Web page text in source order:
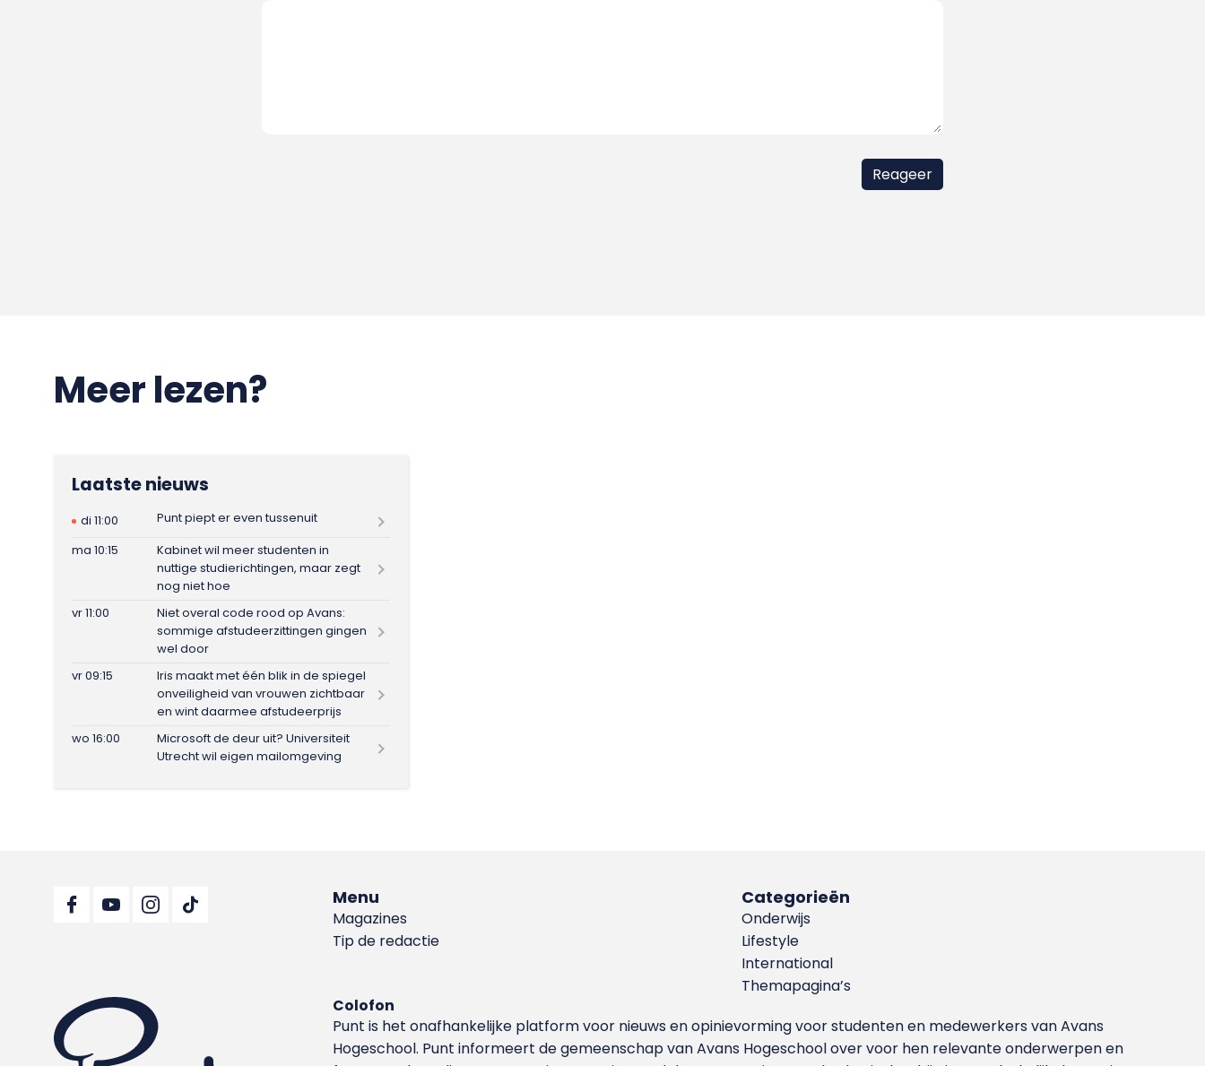
Meer lezen?
Laatste nieuws
di 11:00
Punt piept er even tussenuit
ma 10:15
Kabinet wil meer studenten in
nuttige studierichtingen, maar zegt
nog niet hoe
vr 11:00
Niet overal code rood op Avans:
sommige afstudeerzittingen gingen
wel door
vr 09:15
Iris maakt met één blik in de spiegel
onveiligheid van vrouwen zichtbaar
en wint daarmee afstudeerprijs
wo 16:00
Microsoft de deur uit? Universiteit
Utrecht wil eigen mailomgeving
Menu
Magazines
Tip de redactie
Categorieën
Onderwijs
Lifestyle
International
Themapagina’s
Colofon
Punt is het onafhankelijke platform voor nieuws en opinievorming voor studenten en medewerkers van Avans
Hoge­school. Punt informeert de gemeenschap van Avans Hogeschool over voor hen relevante onderwerpen en